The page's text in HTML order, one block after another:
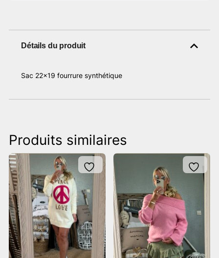
Détails du produit
Sac 22×19 fourrure synthétique
Produits similaires